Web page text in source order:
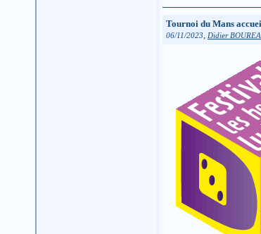
Tournoi du Mans
06/11/2023, Didier